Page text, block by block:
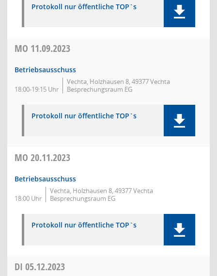
Protokoll nur öffentliche TOP`s
MO 11.09.2023
Betriebsausschuss
18:00-19:15 Uhr
Vechta, Holzhausen 8, 49377 Vechta
Besprechungsraum EG
Protokoll nur öffentliche TOP`s
MO 20.11.2023
Betriebsausschuss
18:00 Uhr
Vechta, Holzhausen 8, 49377 Vechta
Besprechungsraum EG
Protokoll nur öffentliche TOP`s
DI 05.12.2023